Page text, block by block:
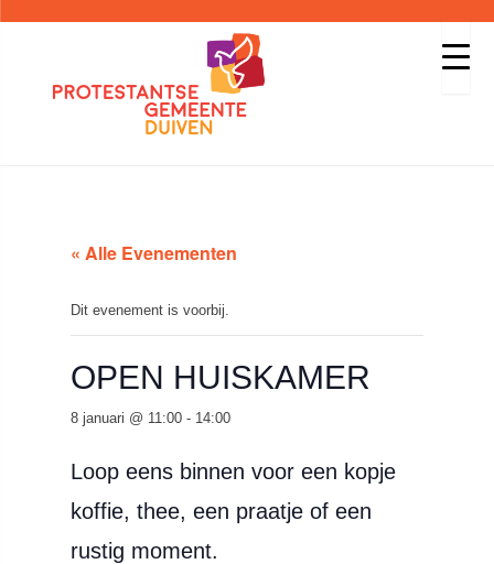
« Alle Evenementen
Dit evenement is voorbij.
OPEN HUISKAMER
8 januari @ 11:00 - 14:00
Loop eens binnen voor een kopje
koffie, thee, een praatje of een
rustig moment.